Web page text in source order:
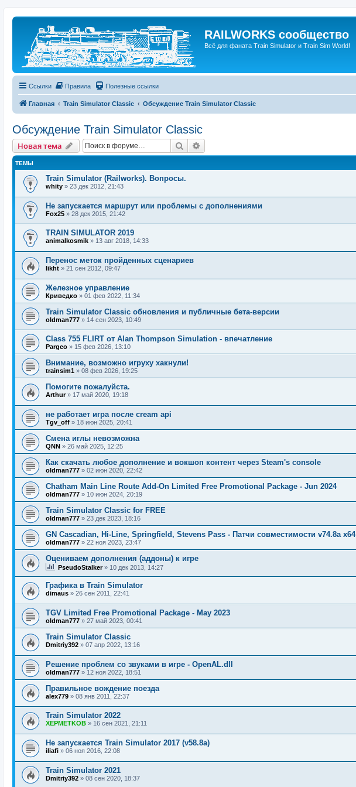
RAILWORKS сообщество
Всё для фаната Train Simulator и Train Sim World!
Ссылки Правила Полезные ссылки
Главная Train Simulator Classic Обсуждение Train Simulator Classic
Обсуждение Train Simulator Classic
Новая тема Поиск
ТЕМЫ
Train Simulator (Railworks). Вопросы.
whity » 23 дек 2012, 21:43
Не запускается маршрут или проблемы с дополнениями
Fox25 » 28 дек 2015, 21:42
TRAIN SIMULATOR 2019
animalkosmik » 13 авг 2018, 14:33
Перенос меток пройденных сценариев
likht » 21 сен 2012, 09:47
Железное управление
Криведко » 01 фев 2022, 11:34
Train Simulator Classic обновления и публичные бета-версии
oldman777 » 14 сен 2023, 10:49
Class 755 FLIRT от Alan Thompson Simulation - впечатление
Pargeo » 15 фев 2026, 13:10
Внимание, возможно игруху хакнули!
trainsim1 » 08 фев 2026, 19:25
Помогите пожалуйста.
Arthur» 17 май 2020, 19:18
не работает игра после cream api
Tgv_off » 18 июн 2025, 20:41
Смена иглы невозможна
QNN » 26 май 2025, 12:25
Как скачать любое дополнение и вокшоп контент через Steam's console
oldman777 » 02 июн 2020, 22:42
Chatham Main Line Route Add-On Limited Free Promotional Package - Jun 2024
oldman777 » 10 июн 2024, 20:19
Train Simulator Classic for FREE
oldman777 » 23 дек 2023, 18:16
GN Cascadian, Hi-Line, Springfield, Stevens Pass - Патчи совместимости v74.8a х64
oldman777 » 22 ноя 2023, 23:47
Оцениваем дополнения (аддоны) к игре
PseudoStalker» 10 дек 2013, 14:27
Графика в Train Simulator
dimaus » 26 сен 2011, 22:41
TGV Limited Free Promotional Package - May 2023
oldman777 » 27 май 2023, 00:41
Train Simulator Classic
Dmitriy392 » 07 апр 2022, 13:16
Решение проблем со звуками в игре - OpenAL.dll
oldman777 » 12 ноя 2022, 18:51
Правильное вождение поезда
alex779 » 08 янв 2011, 22:37
Train Simulator 2022
XEPMETKOB » 16 сен 2021, 21:11
Не запускается Train Simulator 2017 (v58.8a)
iliafi » 06 ноя 2016, 22:08
Train Simulator 2021
Dmitriy392 » 08 сен 2020, 18:37